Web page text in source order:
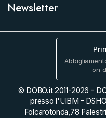
Newsletter
on
© DOBO.it 2011-2026 -
presso l'UIBM -
Folcarotonda,78